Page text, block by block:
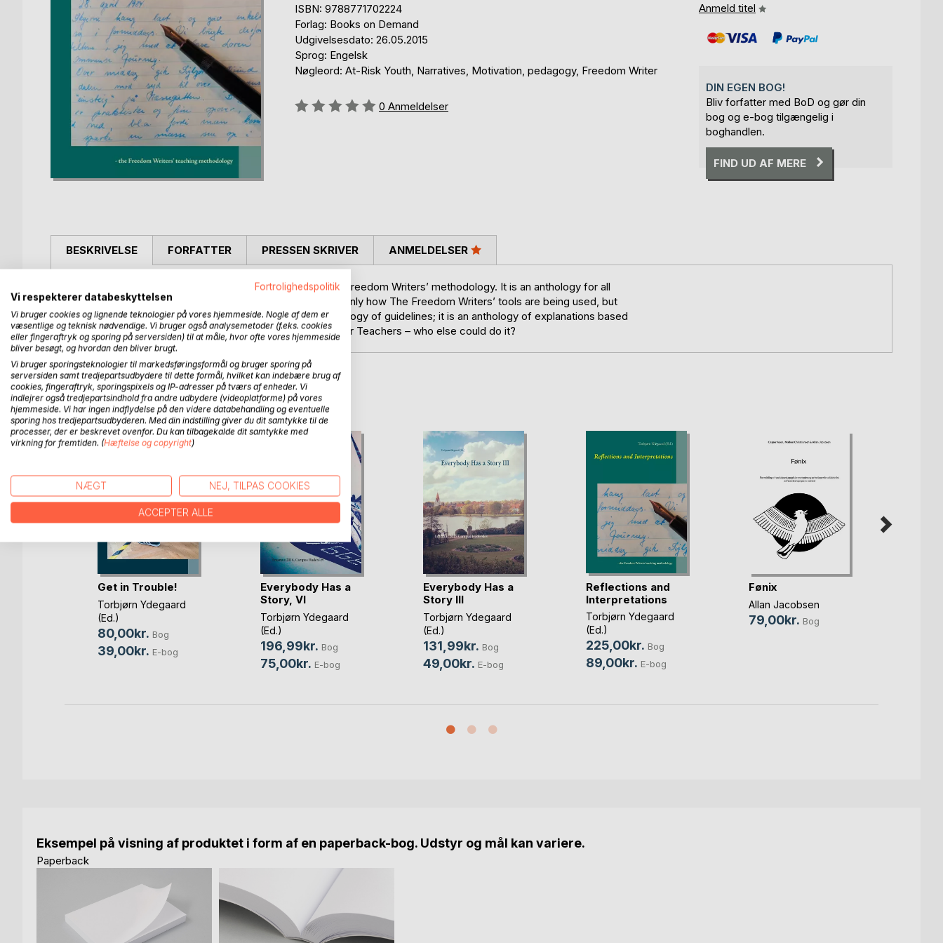
ISBN: 9788771702224
Forlag: Books on Demand
Udgivelsesdato: 26.05.2015
Sprog: Engelsk
Nøgleord: At-Risk Youth, Narratives, Motivation, pedagogy, Freedom Writer
Anmeldelse::
0 Anmeldelser
Anmeld titel
DIN EGEN BOG!
Bliv forfatter med BoD og gør din
bog og e-bog tilgængelig i
boghandlen.
FIND UD AF MERE
BESKRIVELSE
"Reflections and Interpretations" is an anthology on The Freedom Writers’ methodology. It is an anthology for all
those with a profes-sional need for texts explaining, not only how The Freedom Writers’ tools are being used, but
also why they work so convincingly well. It is not an anthology of guidelines; it is an anthology of explanations based
on theory. And it is an anthology written by Freedom Writer Teachers – who else could do it?
FORFATTER PRESSEN SKRIVER ANMELDELSER
FLERE TITLER HOSBoD
Get in Trouble!
Torbjørn Ydegaard
(Ed.)
80,00kr. Bog
39,00kr. E-bog
Everybody Has a
Story, VI
Torbjørn Ydegaard
(Ed.)
196,99kr. Bog
75,00kr. E-bog
Everybody Has a
Story III
Torbjørn Ydegaard
(Ed.)
131,99kr. Bog
49,00kr. E-bog
Reflections and
Interpretations
Torbjørn Ydegaard
(Ed.)
225,00kr. Bog
89,00kr. E-bog
Fønix
Allan Jacobsen
79,00kr. Bog
Eksempel på visning af produktet i form af en paperback-bog. Udstyr og mål kan variere.
Paperback
Fortrolighedspolitik
Vi respekterer databeskyttelsen
Vi bruger cookies og lignende teknologier på vores hjemmeside. Nogle af dem er
væsentlige og teknisk nødvendige. Vi bruger også analysemetoder (f.eks. cookies
eller fingeraftryk og sporing på serversiden) til at måle, hvor ofte vores hjemmeside
bliver besøgt, og hvordan den bliver brugt.
Vi bruger sporingsteknologier til markedsføringsformål og bruger sporing på
serversiden samt tredjepartsudbydere til dette formål, hvilket kan indebære brug af
cookies, fingeraftryk, sporingspixels og IP-adresser på tværs af enheder. Vi
indlejrer også tredjepartsindhold fra andre udbydere (videoplatforme) på vores
hjemmeside. Vi har ingen indflydelse på den videre databehandling og eventuelle
sporing hos tredjepartsudbyderen. Med din indstilling giver du dit samtykke til de
processer, der er beskrevet ovenfor. Du kan tilbagekalde dit samtykke med
virkning for fremtiden. (Hæftelse og copyright)
NÆGT NEJ, TILPAS COOKIES
ACCEPTER ALLE